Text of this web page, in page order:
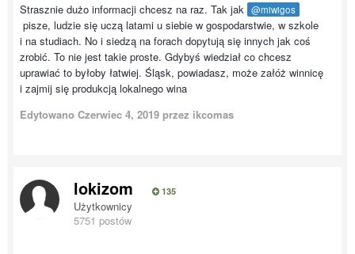
Strasznie dużo informacji chcesz na raz. Tak jak
@miwigos
pisze, ludzie się uczą latami u siebie w gospodarstwie, w szkole
i na studiach. No i siedzą na forach dopytują się innych jak coś
zrobić. To nie jest takie proste. Gdybyś wiedział co chcesz
uprawiać to byłoby łatwiej. Śląsk, powiadasz, może załóż winnicę
i zajmij się produkcją lokalnego wina
Edytowano Czerwiec 4, 2019 przez ikcomas
lokizom 135
Użytkownicy
5751 postów